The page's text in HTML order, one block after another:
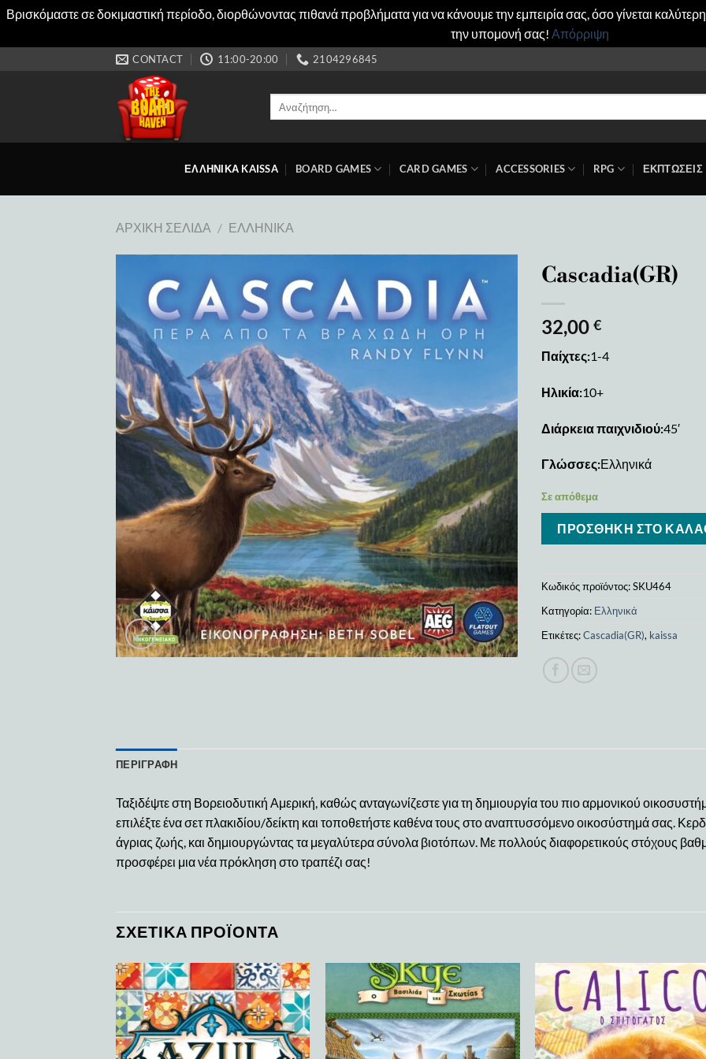
Βρισκόμαστε σε δοκιμαστική περίοδο, διορθώνοντας πιθανά προβλήματα για να κάνουμε την εμπειρία σας, όσο γίνεται
την υπομονή σας! Απόρριψη
CONTACT 11:00-20:00 2104296845
ΕΛΛΗΝΙΚΑ KAISSA BOARD GAMES CARD GAMES ACCESSORIES RPG ΕΚΠΤΩΣΕΙΣ
ΑΡΧΙΚΉ ΣΕΛΊΔΑ / ΕΛΛΗΝΙΚΆ
Add to
wishlist
Cascadia(GR)
32,00 €
Παίχτες:1-4
Ηλικία:10+
Διάρκεια παιχνιδιού:45′
Γλώσσες:Ελληνικά
Σε απόθεμα
ΠΡΟΣΘΉΚΗ ΣΤΟ
Κωδικός προϊόντος:SKU464
Κατηγορία: Ελληνικά
Ετικέτες:Cascadia(GR), kaissa
ΠΕΡΙΓΡΑΦΉ
Ταξιδέψτε στη Βορειοδυτική Αμερική, καθώς ανταγωνίζεστε για τη δημιουργία του πιο αρμονικού
επιλέξτε ένα σετ πλακιδίου/δείκτη και τοποθετήστε καθένα τους στο αναπτυσσόμενο οικοσύστημά σας.
άγριας ζωής, και δημιουργώντας τα μεγαλύτερα σύνολα βιοτόπων. Με πολλούς διαφορετικούς στόχους
προσφέρει μια νέα πρόκληση στο τραπέζι σας!
ΣΧΕΤΙΚΆ ΠΡΟΪΌΝΤΑ
Add to
wishlist
Add to
wishlist